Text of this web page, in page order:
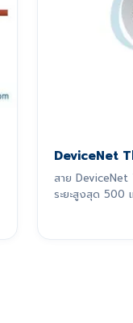
DeviceNet
สาย DeviceNet
ระยะสูงสุด 500